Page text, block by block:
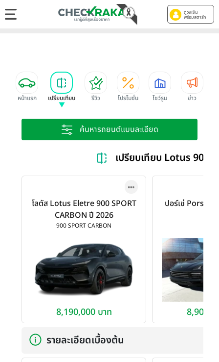
ดูวงเงิน
พร้อมสตาร์ท
หน้าแรก เปรียบเทียบ รีวิว โปรโมชั่น โชว์รูม ข่าว
ค้นหารถยนต์แบบละเอียด
เปรียบเทียบ Lotus 900
โลตัส Lotus Eletre 900 SPORT
CARBON ปี 2026
900 SPORT CARBON
8,190,000 บาท
ปอร์เช่
รายละเอียดเบื้องต้น